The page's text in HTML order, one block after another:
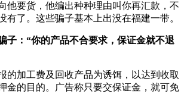
他要货，他编出种种理由叫你再汇款，不
有了。这些骗子基本上出没在福建一带。
子：“你的产品不合要求，保证金就不退
的加工费及回收产品为诱饵，以达到收取
金的目的。广告称只要交保证金，就可免